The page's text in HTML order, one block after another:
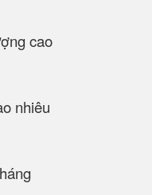
cao
nhiêu